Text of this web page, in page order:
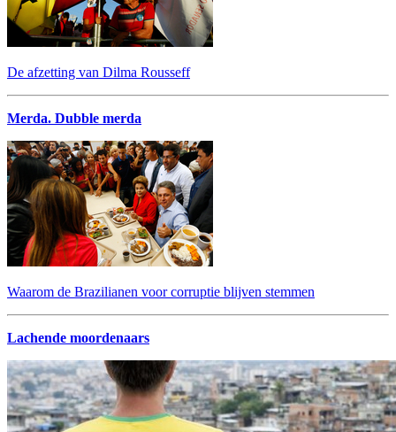
De afzetting van Dilma Rousseff
Merda. Dubble merda
Waarom de Brazilianen voor corruptie blijven stemmen
Lachende moordenaars